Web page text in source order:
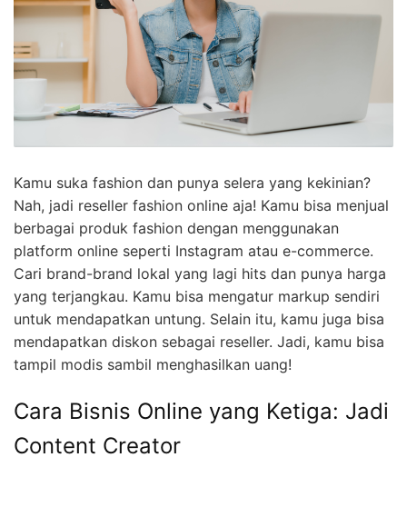
Kamu suka fashion dan punya selera yang kekinian?
Nah, jadi reseller fashion online aja! Kamu bisa menjual
berbagai produk fashion dengan menggunakan
platform online seperti Instagram atau e-commerce.
Cari brand-brand lokal yang lagi hits dan punya harga
yang terjangkau. Kamu bisa mengatur markup sendiri
untuk mendapatkan untung. Selain itu, kamu juga bisa
mendapatkan diskon sebagai reseller. Jadi, kamu bisa
tampil modis sambil menghasilkan uang!
Cara Bisnis Online yang Ketiga: Jadi
Content Creator